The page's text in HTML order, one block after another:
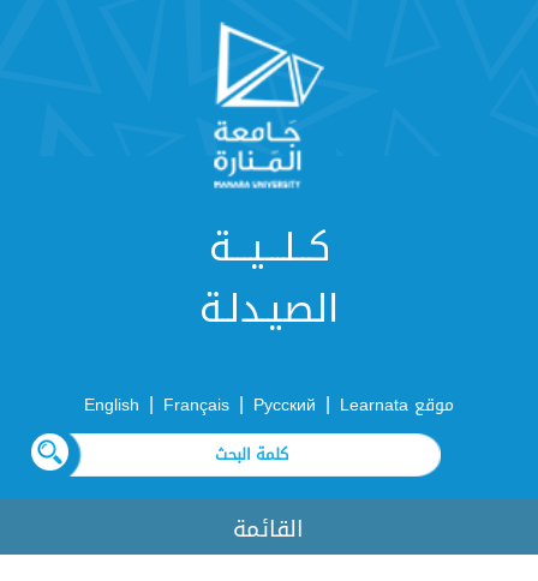
كــلـــيـــة
الصيـدلـة
موقع Learnata |
Русский
|
Français
|
English
القائمة